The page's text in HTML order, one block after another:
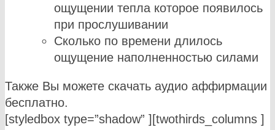
ощущении тепла которое появилось
при прослушивании
Сколько по времени длилось
ощущение наполненностью силами
Также Вы можете скачать аудио аффирмации
бесплатно.
[styledbox type=”shadow” ][twothirds_columns ]